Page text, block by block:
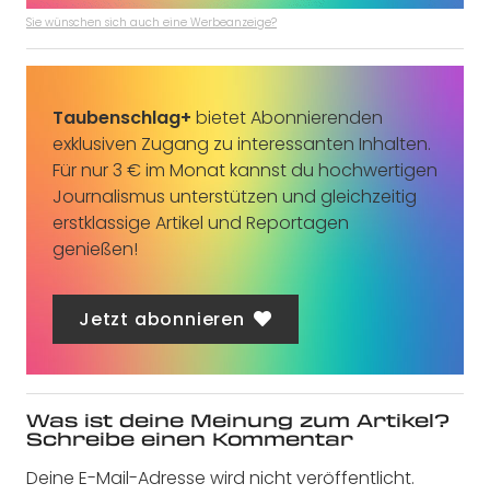
Sie wünschen sich auch eine Werbeanzeige?
Taubenschlag+ bietet Abonnierenden
exklusiven Zugang zu interessanten Inhalten.
Für nur 3 € im Monat kannst du hochwertigen
Journalismus unterstützen und gleichzeitig
erstklassige Artikel und Reportagen
genießen!
Jetzt abonnieren
Was ist deine Meinung zum Artikel?
Schreibe einen Kommentar
Deine E-Mail-Adresse wird nicht veröffentlicht.